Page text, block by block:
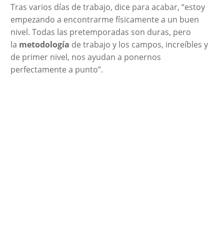
Tras varios días de trabajo, dice para acabar, “estoy
empezando a encontrarme físicamente a un buen
nivel. Todas las pretemporadas son duras, pero
la metodología de trabajo y los campos, increíbles y
de primer nivel, nos ayudan a ponernos
perfectamente a punto”.